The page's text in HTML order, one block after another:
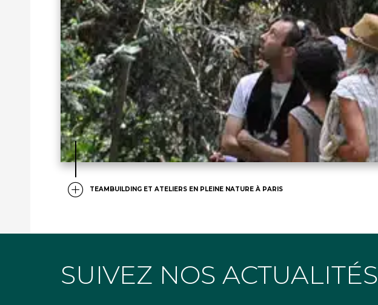
TEAMBUILDING ET ATELIERS EN PLEINE NATURE À PARIS
SUIVEZ NOS ACTUALITÉS